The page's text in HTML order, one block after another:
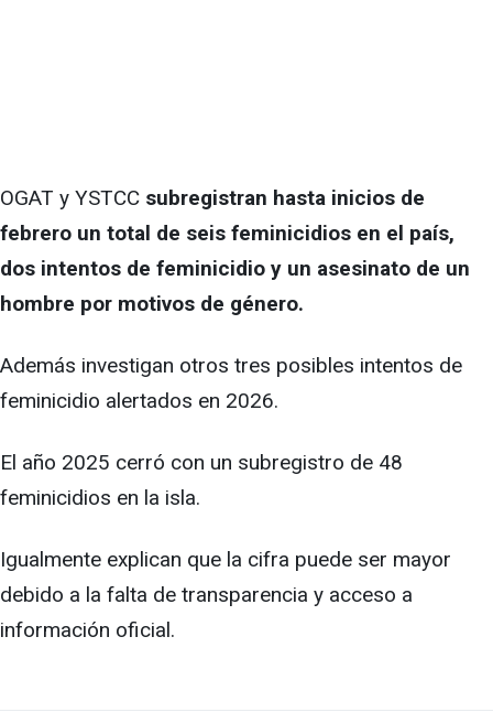
OGAT y YSTCC subregistran hasta inicios de
febrero un total de seis feminicidios en el país,
dos intentos de feminicidio y un asesinato de un
hombre por motivos de género.
Además investigan otros tres posibles intentos de
feminicidio alertados en 2026.
El año 2025 cerró con un subregistro de 48
feminicidios en la isla.
Igualmente explican que la cifra puede ser mayor
debido a la falta de transparencia y acceso a
información oficial.